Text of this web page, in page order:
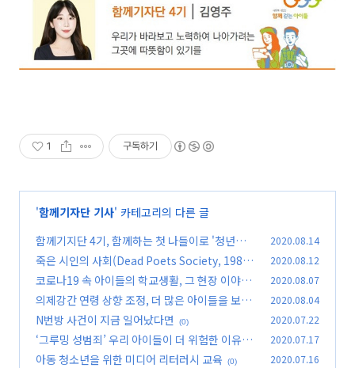
1 구독하기
'함께기자단 기사' 카테고리의 다른 글
함께기지단 4기, 함께하는 첫 나들이로 '청년맞춤
제작소 in 오산'에 다녀오다! (0)
2020.08.14
죽은 시인의 사회(Dead Poets Society, 1989)
(0)
2020.08.12
코로나19 속 아이들의 학교생활, 그 현장 이야기
(0)
2020.08.07
의제강간 연령 상향 조정, 더 많은 아이들을 보호
하기 위함이다
(0)
2020.08.04
N번방 사건이 지금 일어났다면 (0) 2020.07.22
‘그루밍 성범죄’ 우리 아이들이 더 위험한 이유
는?
(0)
2020.07.17
아동 청소년을 위한 미디어 리터러시 교육 (0) 2020.07.16